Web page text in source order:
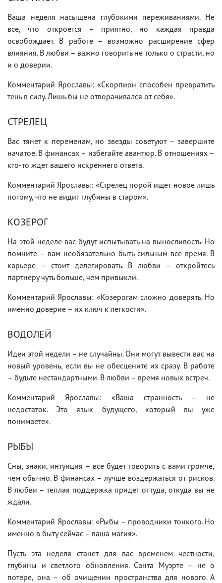
Ваша неделя насыщена глубокими переживаниями. Не
все, что откроется – приятно, но каждая правда
освобождает. В работе – возможно расширение сфер
влияния. В любви – важно говорить не только о страсти, но
и о доверии.
Комментарий Ярославы: «Скорпион способен превратить
тень в силу. Лишь бы не отворачивался от себя».
СТРЕЛЕЦ
Вас тянет к переменам, но звезды советуют – завершите
начатое. В финансах – избегайте авантюр. В отношениях –
кто-то ждет вашего искреннего ответа.
Комментарий Ярославы: «Стрелец порой ищет новое лишь
потому, что не видит глубины в старом».
КОЗЕРОГ
На этой неделе вас будут испытывать на выносливость. Но
помните – вам необязательно быть сильным все время. В
карьере – стоит делегировать. В любви – откройтесь
партнеру чуть больше, чем привыкли.
Комментарий Ярославы: «Козерогам сложно доверять. Но
именно доверие – их ключ к легкости».
ВОДОЛЕЙ
Идеи этой недели – не случайны. Они могут вывести вас на
новый уровень, если вы не обесцените их сразу. В работе
– будьте нестандартными. В любви – время новых встреч.
Комментарий Ярославы: «Ваша странность – не
недостаток. Это язык будущего, который вы уже
понимаете».
РЫБЫ
Сны, знаки, интуиция – все будет говорить с вами громче,
чем обычно. В финансах – лучше воздержаться от рисков.
В любви – теплая поддержка придет оттуда, откуда вы не
ждали.
Комментарий Ярославы: «Рыбы – проводники тонкого. Но
именно в быту сейчас – ваша магия».
Пусть эта неделя станет для вас временем честности,
глубины и светлого обновления. Санта Муэрте – не о
потере, она – об очищении пространства для нового. А